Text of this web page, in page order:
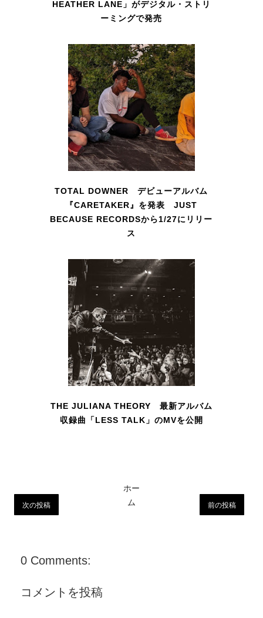
HEATHER LANE」がデジタル・ストリ
ーミングで発売
TOTAL DOWNER デビューアルバム
『CARETAKER』を発表 JUST
BECAUSE RECORDSから1/27にリリー
ス
THE JULIANA THEORY 最新アルバム
収録曲「LESS TALK」のMVを公開
次の投稿 前の投稿
ホー
ム
0 Comments:
コメントを投稿